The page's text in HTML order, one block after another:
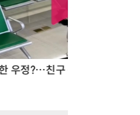
진정한 우정?…친구 구하려다 둘 다 의자 틈에 목이 낀 순간